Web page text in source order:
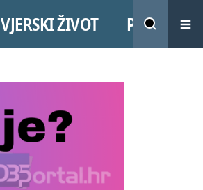
VJERSKI ŽIVOT PROMO